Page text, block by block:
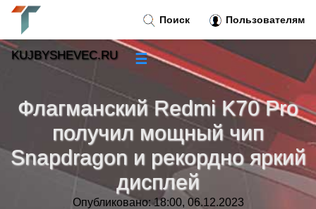
Флагманский Redmi K70 Pro
получил мощный чип
Snapdragon и рекордно яркий
дисплей
Опубликовано: 18:00, 06.12.2023
Поиск Пользователям
KUJBYSHEVEC.RU ☰
Новости
Тренды новостей »
Рубрики »
»